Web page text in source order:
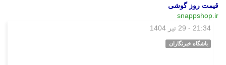
قیمت روز گوشی
snappshop.ir
21:34 - 29 تیر 1404
باشگاه خبرنگاران